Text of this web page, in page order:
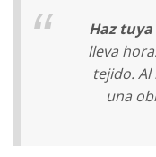
Haz
lleva
tejido.
una